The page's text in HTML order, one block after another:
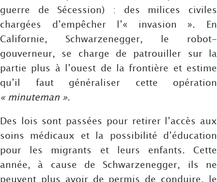
guerre de Sécession) : des milices civiles
chargées d’empêcher l’« invasion ». En
Californie, Schwarzenegger, le robot-
gouverneur, se charge de patrouiller sur la
partie plus à l’ouest de la frontière et estime
qu’il faut généraliser cette opération
« minuteman ».
Des lois sont passées pour retirer l’accès aux
soins médicaux et la possibilité d’éducation
pour les migrants et leurs enfants. Cette
année, à cause de Schwarzenegger, ils ne
peuvent plus avoir de permis de conduire, le